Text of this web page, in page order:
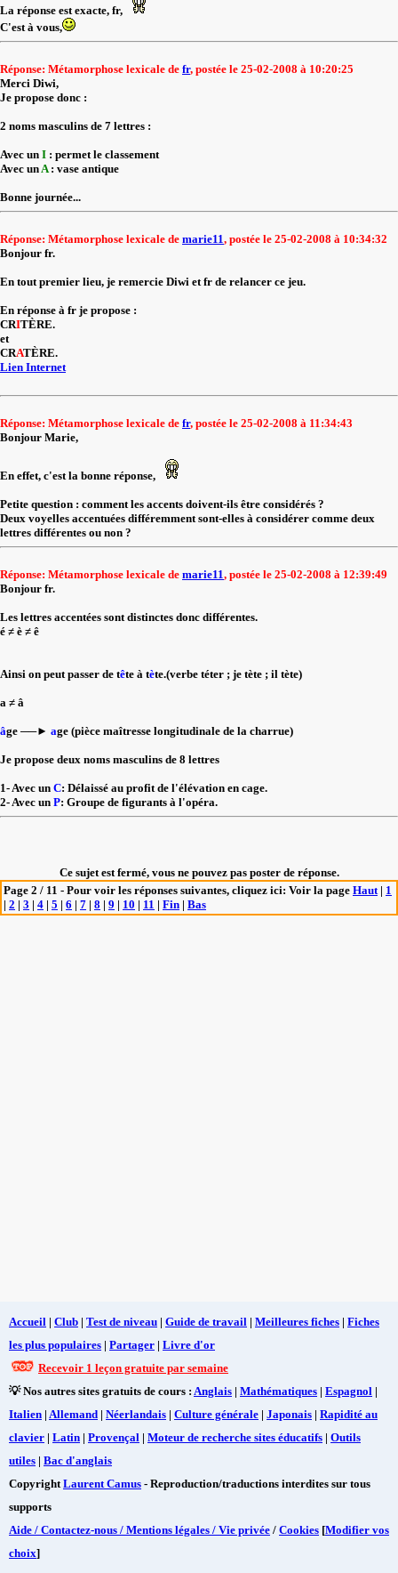
La réponse est exacte, fr,
C'est à vous,
Réponse: Métamorphose lexicale de fr, postée le 25-02-2008 à 10:20:25
Merci Diwi,
Je propose donc :
2 noms masculins de 7 lettres :
Avec un I : permet le classement
Avec unA: vase antique
Bonne journée...
Réponse: Métamorphose lexicale de marie11, postée le 25-02-2008 à 10:34:32
Bonjour fr.
En tout premier lieu, je remercie Diwi et fr de relancer ce jeu.
En réponse à fr je propose :
CRITÈRE.
et
CRATÈRE.
Lien Internet
Réponse: Métamorphose lexicale de fr, postée le 25-02-2008 à 11:34:43
Bonjour Marie,
En effet, c'est la bonne réponse,
Petite question : comment les accents doivent-ils être considérés ?
Deux voyelles accentuées différemment sont-elles à considérer comme deux
lettres différentes ou non ?
Réponse: Métamorphose lexicale de marie11, postée le 25-02-2008 à 12:39:49
Bonjour fr.
Les lettres accentées sont distinctes donc différentes.
é ≠ è ≠ ê
Ainsi on peut passer de tête à tète.(verbe téter ; je tète ; il tète)
a ≠ â
âge ──► age (pièce maîtresse longitudinale de la charrue)
Je propose deux noms masculins de 8 lettres
1- Avec un C: Délaissé au profit de l'élévation en cage.
2- Avec un P: Groupe de figurants à l'opéra.
Ce sujet est fermé, vous ne pouvez pas poster de réponse.
Page 2 / 11 - Pour voir les réponses suivantes, cliquez ici: Voir la page Haut| 1
| 2 | 3 | 4 | 5 | 6 | 7 | 8 | 9 | 10 | 11 | Fin | Bas
Accueil | Club | Test de niveau | Guide de travail | Meilleures fiches | Fiches
les plus populaires | Partager | Livre d'or
Recevoir 1 leçon gratuite par semaine
💡 Nos autres sites gratuits de cours : Anglais | Mathématiques | Espagnol |
Italien | Allemand | Néerlandais | Culture générale | Japonais | Rapidité au
clavier | Latin | Provençal | Moteur de recherche sites éducatifs | Outils
utiles | Bac d'anglais
CopyrightLaurent Camus - Reproduction/traductions interdites sur tous
supports
Aide / Contactez-nous / Mentions légales / Vie privée / Cookies [Modifier vos
choix]